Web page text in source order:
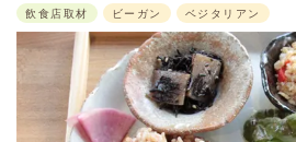
飲食店取材 ビーガン ベジタリアン